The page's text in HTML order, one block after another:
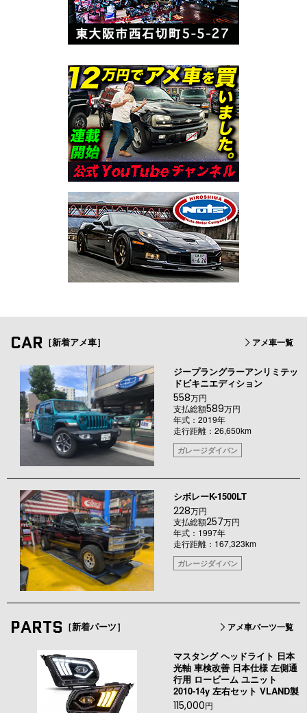
CAR ［新着アメ車］ アメ車一覧
ジープラングラーアンリミテッ
ドビキニエディション
558万円
支払総額589万円
年式：2019年
走行距離：26,650km
ガレージダイバン
シボレーK-1500LT
228万円
支払総額257万円
年式：1997年
走行距離：167,323km
ガレージダイバン
PARTS ［新着パーツ］ アメ車パーツ一覧
マスタング ヘッドライト 日本
光軸 車検改善 日本仕様 左側通
行用 ロービーム ユニット
2010-14y 左右セット VLAND製
115,000円